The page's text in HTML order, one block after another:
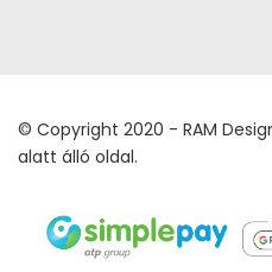
© Copyright 2020 - RAM
alatt álló oldal.